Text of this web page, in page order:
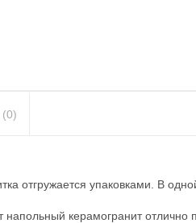
(0)
отгружается упаковками. В
керамогранит